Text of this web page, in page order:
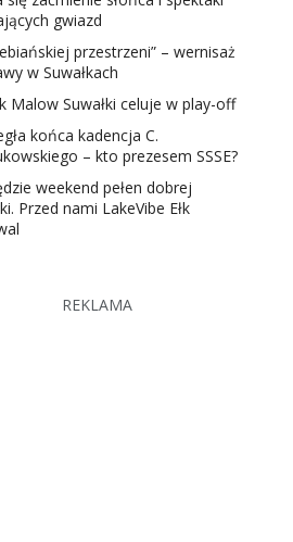
gwiazd
przestrzeni” – wernisaż
w Suwałkach
Malow Suwałki celuje w play-off
końca kadencja C.
– kto prezesem SSSE?
weekend pełen dobrej
Przed nami LakeVibe Ełk
REKLAMA